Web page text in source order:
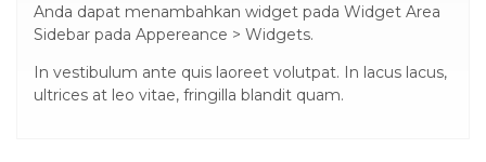
Anda dapat menambahkan widget pada Widget Area
Sidebar pada Appereance > Widgets.
In vestibulum ante quis laoreet volutpat. In lacus lacus,
ultrices at leo vitae, fringilla blandit quam.